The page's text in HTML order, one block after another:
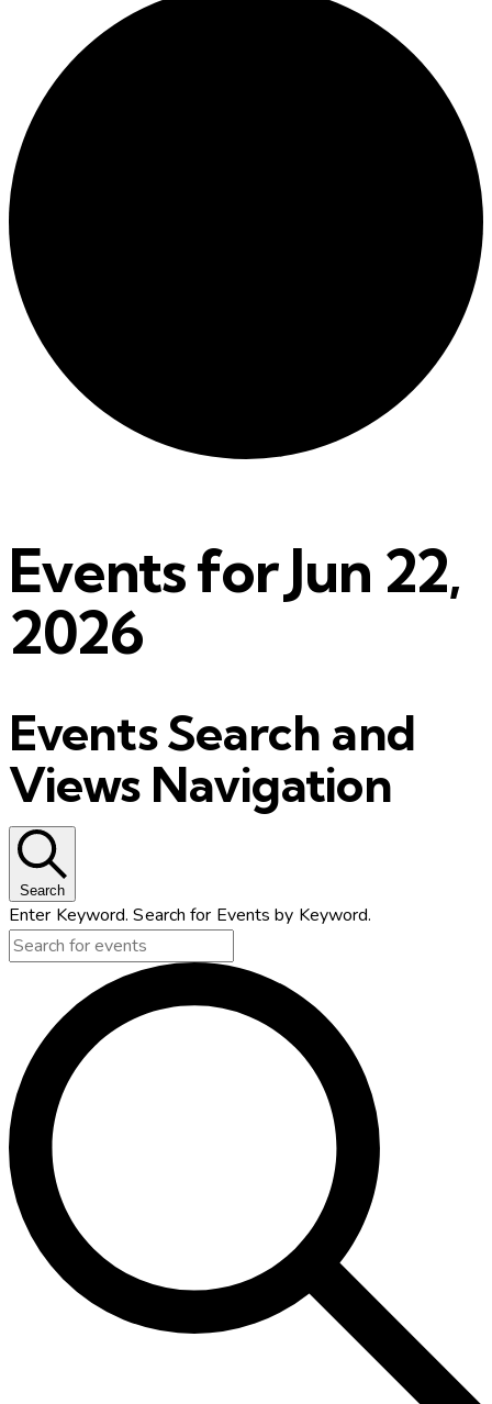
Events for Jun 22,
2026
Events Search and
Views Navigation
Search
Enter Keyword. Search for Events by Keyword.